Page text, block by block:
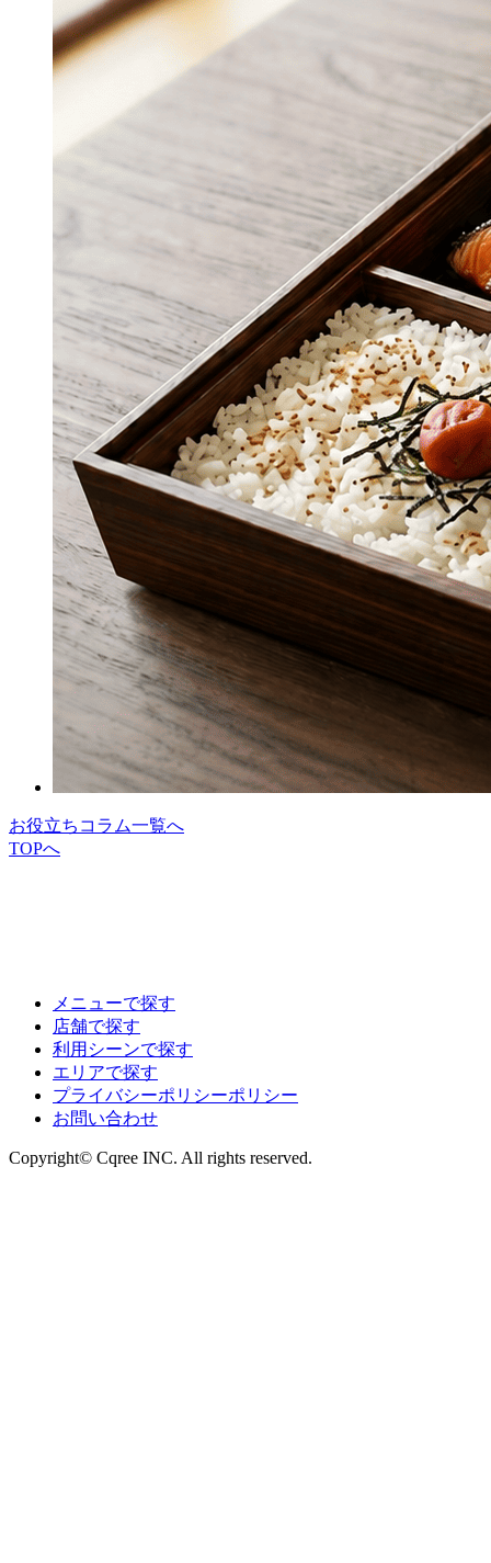
お役立ちコラム一覧へ
TOPへ
メニューで探す
店舗で探す
利用シーンで探す
エリアで探す
プライバシーポリシーポリシー
お問い合わせ
Copyright© Cqree INC. All rights reserved.